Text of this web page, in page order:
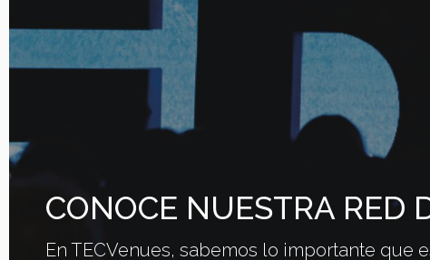
CONOCE NUESTRA RED
En TECVenues, sabemos lo importante que